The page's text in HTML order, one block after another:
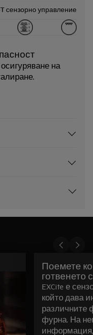
сензорно управление
на
Поемете
готвенето
EXCite е
който дава
различните
фурна. На
информация,